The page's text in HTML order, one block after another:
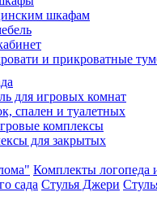
шкафам
и прикроватные
для игровых комнат
спален и туалетных
комплексы
для закрытых
Комплекты логопеда
сада Стулья Джери